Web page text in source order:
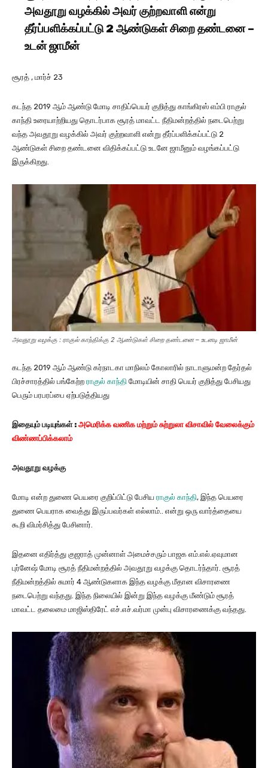
அவதூறு வழக்கில் அவர் குற்றவாளி என்று
தீர்ப்பளிக்கப்பட்டு 2 ஆண்டுகள் சிறை தண்டனை –
உடன்ஜாமீன்
சூரத் , மார்ச் 23
கடந்த 2019 ஆம் ஆண்டு மோடி சாதிப்பெயர் குறித்து காங்கிரஸ் எம்பி ராகுல்
காந்தி உரையாற்றியது தொடர்பாக சூரத் மாவட்ட நீதிமன்றத்தில் நடைபெற்று
வந்த அவதூறு வழக்கில் அவர் குற்றவாளி என்று தீர்ப்பளிக்கப்பட்டு 2
ஆண்டுகள் சிறை தண்டனை விதிக்கப்பட்டு உடனே ஜாமீனும் வழங்கப்பட்டு
இருக்கிறது.
அவதூறு வழக்கு : ராகுல் காந்திக்கு 2 ஆண்டுகள் சிறை தண்டனை – உடனடி ஜாமீன்
கடந்த 2019 ஆம் ஆண்டு கர்நாடகா மாநிலம் கோலாரில் நாடாளுமன்ற தேர்தல்
பிரச்சாரத்தில் பங்கேற்ற ராகுல் காந்தி மோடியின் சாதி பெயர் குறித்து பேசியது
பெரும் பரபரப்பை ஏற்படுத்தியது
இதையும் படியுங்கள்: அமெரிக்க வணிக மற்றும் சுற்றுலா விசாவில் வேலைக்கும்
விண்ணப்பிக்கலாம்
அவதூறு வழக்கு
மோடி என்ற துணை பெயரை குறிப்பிட்டு பேசிய ராகுல் காந்தி, இந்த பெயரை
துணை பெயராக வைத்து இருப்பவர்கள் எல்லாம்.. என்று ஒரு வார்த்தையை
கூறி விமர்சித்து பேசினார்.
இதனை எதிர்த்து குஜராத் முன்னாள் அமைச்சரும் பாஜக எம்.எல்.ஏவுமான
புர்னேஷ் மோடி சூரத் நீதிமன்றத்தில் அவதூறு வழக்கு தொடர்ந்தார். சூரத்
நீதிமன்றத்தில் சுமார் 4 ஆண்டுகளாக இந்த வழக்கு மீதான விசாரணை
நடைபெற்று வந்தது. இந்த நிலையில் இன்று இந்த வழக்கு மீண்டும் சூரத்
மாவட்ட தலைமை மாஜிஸ்திரேட் எச்.எச்.வர்மா முன்பு விசாரணைக்கு வந்தது.